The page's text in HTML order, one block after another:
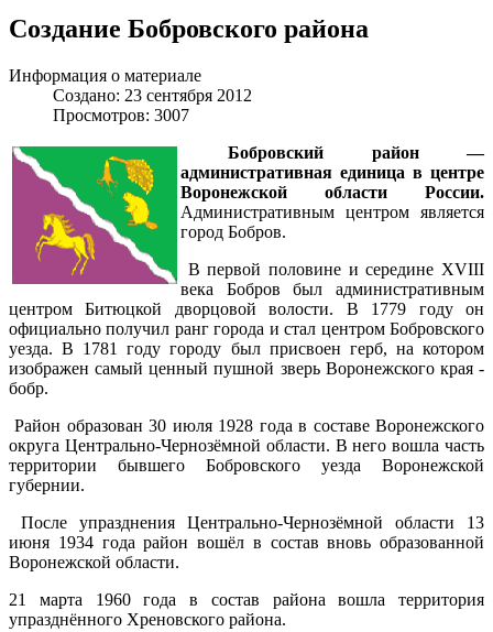
Создание Бобровского района
Информация о материале
Создано: 23 сентября 2012
Просмотров: 3007
Бобровский район —
административная единица в центре
Воронежской области России.
Административным центром является
город Бобров.
В первой половине и середине XVIII
века Бобров был административным
центром Битюцкой дворцовой волости. В 1779 году он
официально получил ранг города и стал центром Бобровского
уезда. В 1781 году городу был присвоен герб, на котором
изображен самый ценный пушной зверь Воронежского края -
бобр.
Район образован 30 июля 1928 года в составе Воронежского
округа Центрально-Чернозёмной области. В него вошла часть
территории бывшего Бобровского уезда Воронежской
губернии.
После упразднения Центрально-Чернозёмной области 13
июня 1934 года район вошёл в состав вновь образованной
Воронежской области.
21 марта 1960 года в состав района вошла территория
упразднённого Хреновского района.